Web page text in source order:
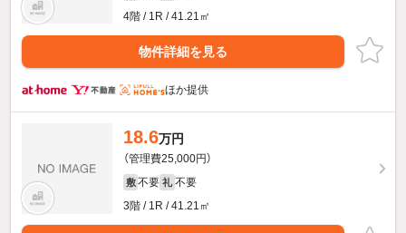
4階 / 1R / 41.21㎡
物件詳細を見る
ほか提供
18.6万円
（管理費25,000円）
敷 不要 礼 不要
3階 / 1R / 41.21㎡